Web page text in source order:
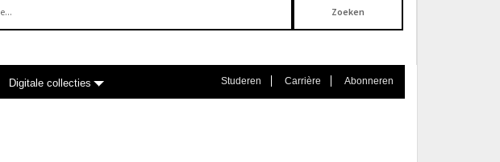
Digitale collecties Studeren Carrière Abonneren